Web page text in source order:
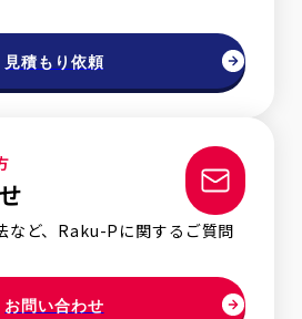
見積もり依頼
など、Raku-Pに関するご質問
お問い合わせ